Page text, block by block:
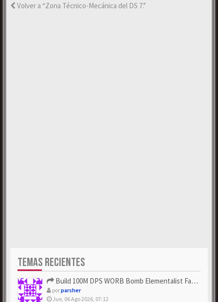
Volver a “Zona Técnico-Mecánica del DS 7.”
TEMAS RECIENTES
Build 100M DPS WORB Bomb Elementalist Fast - Grab POE Curren...
porparsher
Jue, 06 Ago 2026, 07:12